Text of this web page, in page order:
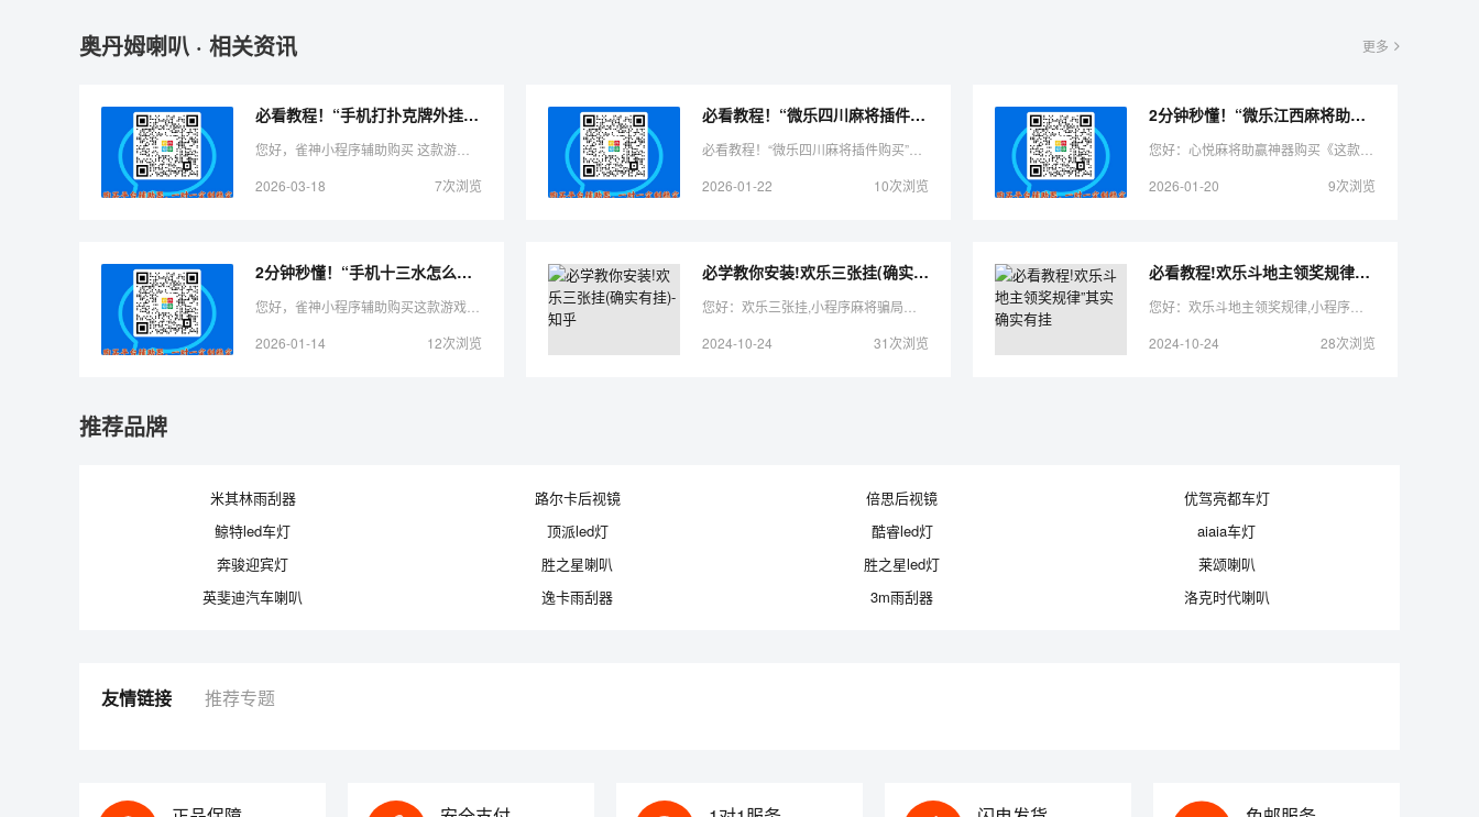
奥丹姆喇叭 · 相关资讯 更多
必看教程！“手机打扑克牌外挂揭秘”（助赢神器购买）-哔哩哔哩
2026-03-18
7次浏览
必看教程！“微乐四川麻将插件购买”（铺牌器购买）-哔哩哔哩
2026-01-22
10次浏览
2分钟秒懂！“微乐江西麻将助赢神器购买”（助赢神器购买）-哔哩哔哩
2026-01-20
9次浏览
2分钟秒懂！“手机十三水怎么拿好牌”（铺牌器购买）-哔哩哔哩
2026-01-14
12次浏览
必学教你安装!欢乐三张挂(确实有挂)-知乎
2024-10-24
31次浏览
必看教程!欢乐斗地主领奖规律”其实确实有挂
2024-10-24
28次浏览
推荐品牌
米其林雨刮器 路尔卡后视镜 倍思后视镜
优驾亮都车灯
鲸特led车灯
顶派led灯 酷睿led灯
aiaia车灯
奔骏迎宾灯
胜之星喇叭 胜之星led灯
莱颂喇叭
英斐迪汽车喇叭
逸卡雨刮器 3m雨刮器 洛克时代喇叭
友情链接 推荐专题